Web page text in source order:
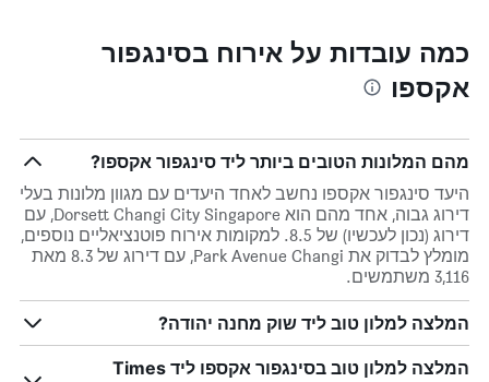
כמה עובדות על אירוח בסינגפור
אקספו
מהם המלונות הטובים ביותר ליד סינגפור אקספו?
היעד סינגפור אקספו נחשב לאחד היעדים עם מגוון מלונות בעלי
דירוג גבוה, אחד מהם הוא Dorsett Changi City Singapore, עם
דירוג (נכון לעכשיו) של 8.5. למקומות אירוח פוטנציאליים נוספים,
מומלץ לבדוק את Park Avenue Changi, עם דירוג של 8.3 מאת
3,116 משתמשים.
המלצה למלון טוב ליד שוק מחנה יהודה?
המלצה למלון טוב בסינגפור אקספו ליד Times